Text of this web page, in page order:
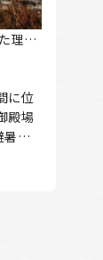
理想
に位
殿場
暑地
浜
米、